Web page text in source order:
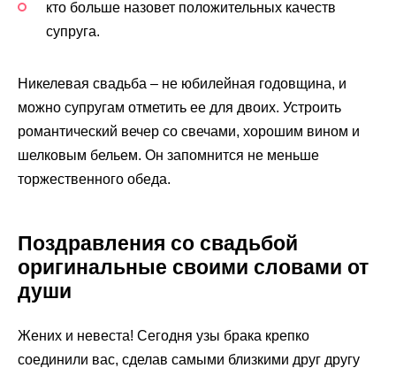
кто больше назовет положительных качеств
супруга.
Никелевая свадьба – не юбилейная годовщина, и
можно супругам отметить ее для двоих. Устроить
романтический вечер со свечами, хорошим вином и
шелковым бельем. Он запомнится не меньше
торжественного обеда.
Поздравления со свадьбой
оригинальные своими словами от
души
Жених и невеста! Сегодня узы брака крепко
соединили вас, сделав самыми близкими друг другу